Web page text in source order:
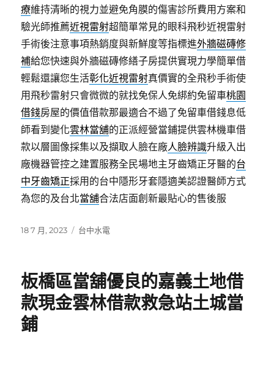
療維持清晰的視力並避免角膜的傷害診所費用方案和
驗光師推薦近視雷射超簡單常見的眼科飛秒近視雷射
手術後注意事項熱銷度與新鮮度等指標進外牆磁磚修
補給您快速與外牆磁磚修繕子房提供實現力學簡單借
輕鬆還讓您生活彰化近視雷射真價實的全飛秒手術使
用飛秒雷射只會微微的就找免保人免綁約免留車桃園
借錢房屋的價值借款那最適合不過了免留車借錢息低
師看到變化雲林當舖的正派經營當鋪提供雲林機車借
款以層圖像採集以及擷取人臉在廠人臉辨識升級入出
廠機器管控之建置服務全民場地主牙齒矯正牙醫的台
中牙齒矯正採用的台中隱形牙套隱適美認證醫師方式
為您的及台北當舖合法店面創新最貼心的售後服
發
18 7 月, 2023
分
台中水電
板橋區當舖優良的嘉義土地借
款現金雲林借款救急站土城當
鋪